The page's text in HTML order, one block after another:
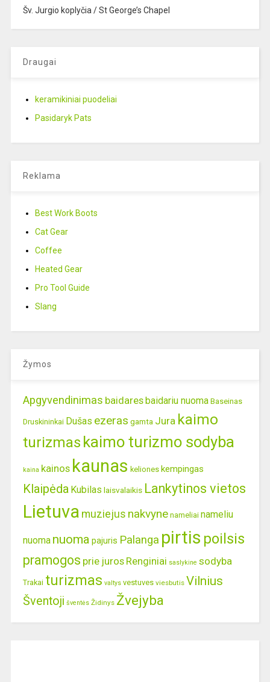
Šv. Jurgio koplyčia / St George’s Chapel
Draugai
keramikiniai puodeliai
Pasidaryk Pats
Reklama
Best Work Boots
Cat Gear
Coffee
Heated Gear
Pro Tool Guide
Slang
Žymos
Apgyvendinimas baidares baidariu nuoma Baseinas
Druskininkai Dušas ezeras gamta Jura kaimo
turizmas kaimo turizmo sodyba
kaina kainos kaunas keliones kempingas
Klaipėda Kubilas laisvalaikis Lankytinos vietos
Lietuva muziejus nakvyne nameliai nameliu
nuoma nuoma pajuris Palanga pirtis poilsis
pramogos prie juros Renginiai saslykine sodyba
Trakai turizmas valtys vestuves viesbutis Vilnius
Šventoji šventės Židinys Žvejyba